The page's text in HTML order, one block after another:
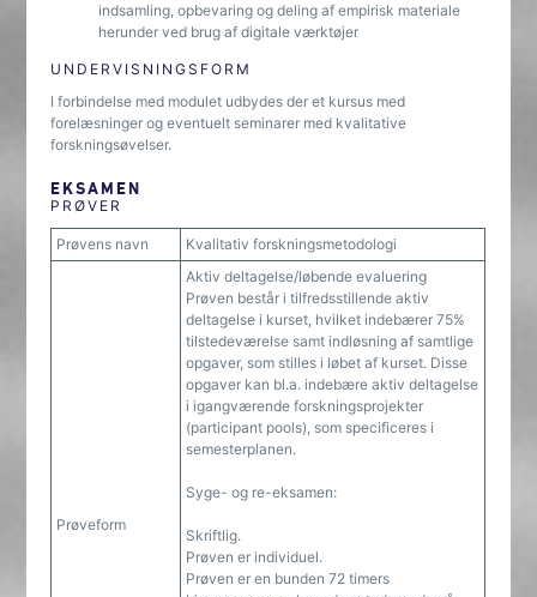
indsamling, opbevaring og deling af empirisk materiale
herunder ved brug af digitale værktøjer
UNDERVISNINGSFORM
I forbindelse med modulet udbydes der et kursus med
forelæsninger og eventuelt seminarer med kvalitative
forskningsøvelser.
EKSAMEN
PRØVER
Prøvens navn Kvalitativ forskningsmetodologi
Prøveform
Aktiv deltagelse/løbende evaluering
Prøven består i tilfredsstillende aktiv
deltagelse i kurset, hvilket indebærer 75%
tilstedeværelse samt indløsning af samtlige
opgaver, som stilles i løbet af kurset. Disse
opgaver kan bl.a. indebære aktiv deltagelse
i igangværende forskningsprojekter
(participant pools), som specificeres i
semesterplanen.
Syge- og re-eksamen:
Skriftlig.
Prøven er individuel.
Prøven er en bunden 72 timers